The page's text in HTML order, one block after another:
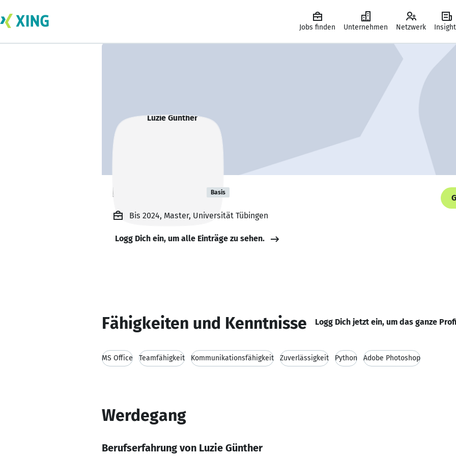
Jobs finden Unternehmen Netzwerk
Luzie Günther Basis
Bis 2024, Master, Universität Tübingen
Logg Dich ein, um alle Einträge zu sehen.
Fähigkeiten und Kenntnisse Logg Dich jetzt ein, um das ganze
MS Office Teamfähigkeit Kommunikationsfähigkeit Zuverlässigkeit Python Adobe Photoshop
Werdegang
Berufserfahrung von Luzie Günther